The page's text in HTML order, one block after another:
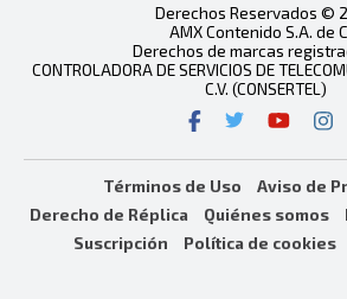
Derechos Reservados ©
AMX Contenido S.A. de
Derechos de marcas
CONTROLADORA DE SERVICIOS DE
C.V. (CONSERTEL)
Términos de Uso
Aviso de
Derecho de Réplica
Quiénes somos
Suscripción
Política de cookies